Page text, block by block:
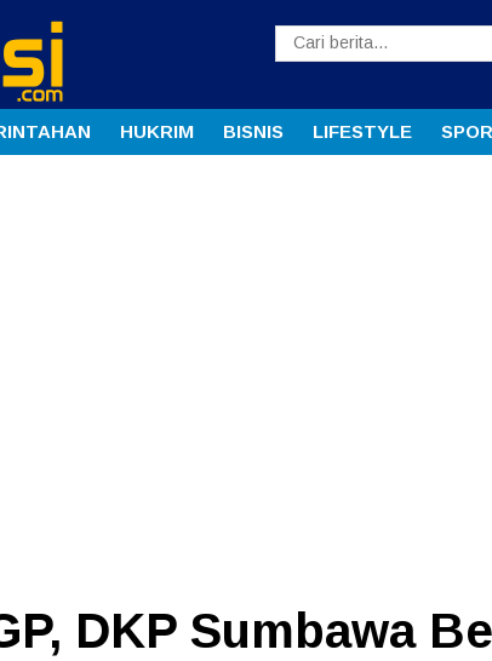
HUKRIM BISNIS LIFESTYLE
DKP Sumbawa